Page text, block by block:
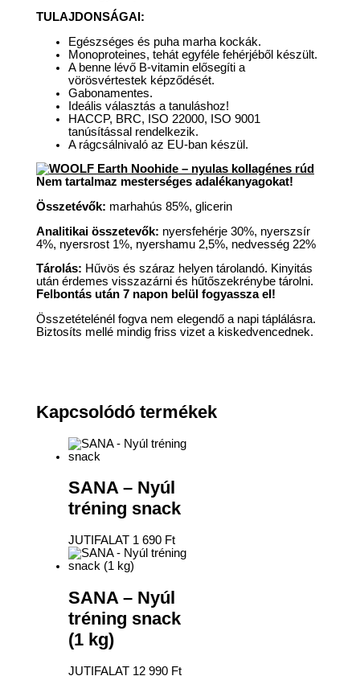
TULAJDONSÁGAI:
Egészséges és puha marha kockák.
Monoproteines, tehát egyféle fehérjéből készült.
A benne lévő B-vitamin elősegíti a
vörösvértestek képződését.
Gabonamentes.
Ideális választás a tanuláshoz!
HACCP, BRC, ISO 22000, ISO 9001
tanúsítással rendelkezik.
A rágcsálnivaló az EU-ban készül.
Nem tartalmaz mesterséges adalékanyagokat!
Összetévők: marhahús 85%, glicerin
Analitikai összetevők: nyersfehérje 30%, nyerszsír
4%, nyersrost 1%, nyershamu 2,5%, nedvesség 22%
Tárolás: Hűvös és száraz helyen tárolandó. Kinyitás
után érdemes visszazárni és hűtőszekrénybe tárolni.
Felbontás után 7 napon belül fogyassza el!
Összetételénél fogva nem elegendő a napi táplálásra.
Biztosíts mellé mindig friss vizet a kiskedvencednek.
Kapcsolódó termékek
SANA – Nyúl
tréning snack
JUTIFALAT 1 690 Ft
SANA – Nyúl
tréning snack
(1 kg)
JUTIFALAT 12 990 Ft